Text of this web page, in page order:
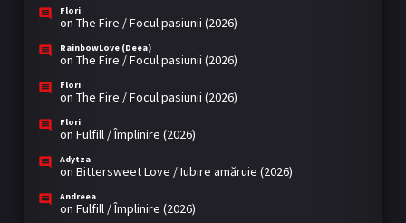
Flori
on The Fire / Focul pasiunii (2026)
RainbowLove (Deea)
on The Fire / Focul pasiunii (2026)
Flori
on The Fire / Focul pasiunii (2026)
Flori
on Fulfill / Împlinire (2026)
Adytza
on Bittersweet Love / Iubire amăruie (2026)
Andreea
on Fulfill / Împlinire (2026)